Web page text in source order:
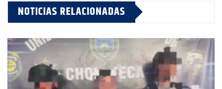
NOTICIAS RELACIONADAS